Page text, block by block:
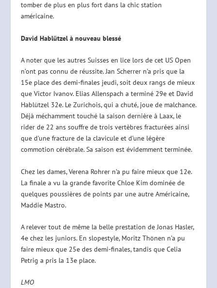
tomber de plus en plus fort dans la chic station
américaine.
David Hablützel à nouveau blessé
A noter que les autres Suisses en lice lors de cet US Open
n’ont pas connu de réussite. Jan Scherrer n’a pris que la
15e place des demi-finales jeudi, soit deux rangs de mieux
que Victor Ivanov. Elias Allenspach a terminé 29e et David
Hablützel 32e. Le Zurichois, qui a chuté, joue de malchance.
Déjà méchamment touché la saison dernière à Laax, le
rider de 22 ans souffre de trois vertèbres fracturées ainsi
que d’une fracture de la clavicule et d’une légère
commotion cérébrale. Sa saison est évidemment terminée.
Chez les dames, Verena Rohrer n’a pu faire mieux que 12e.
La finale a vu la grande favorite Chloe Kim dominée de
quelques poussières de points par une autre Américaine,
Maddie Mastro.
A relever tout de même la belle prestation de Jonas Hasler,
4e chez les juniors. En slopestyle, Moritz Thönen n’a pu
faire mieux que 25e des demi-finales, tandis que Celia
Petrig a pris la 13e place.
LMO